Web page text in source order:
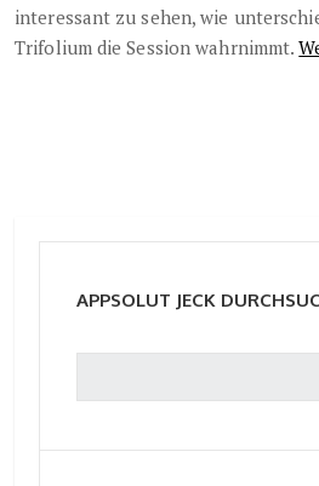
interessant zu sehen, wie
Trifolium die Session wahrnimmt.
APPSOLUT JECK